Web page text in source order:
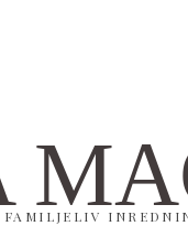
FAMILJELIV